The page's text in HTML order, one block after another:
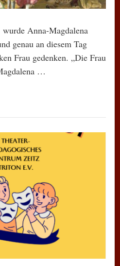
Anna-Magdalena
genau an diesem Tag
Frau gedenken. „Die Frau
…